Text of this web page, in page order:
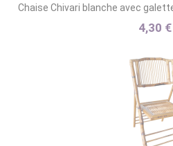
Chaise Chivari blanche avec
4,30 €